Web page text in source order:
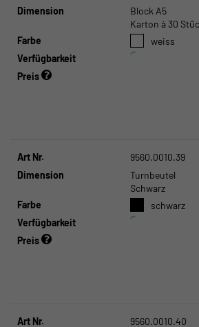
Dimension
Block A5
Karton à 30
Farbe
weiss
Verfügbarkeit
Preis
Art Nr.
9560.0010.39
Dimension
Turnbeutel
Schwarz
Farbe
schwarz
Verfügbarkeit
Preis
Art Nr. 9560.0010.40